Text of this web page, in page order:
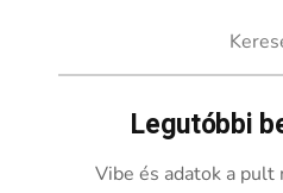
Legutóbbi
Vibe és adatok a